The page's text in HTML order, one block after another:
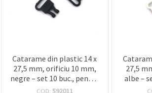
toate!" Sau
să vă
indicați
preferințele
Catarame din plastic 14 x
27,5 mm, orificiu 10 mm,
negre – set 10 buc., pentru
DIY, genți și șnururi pentru
COD: 592011
27,5
albe –
DIY